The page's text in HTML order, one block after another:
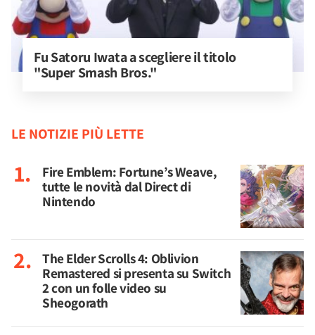
Fu Satoru Iwata a scegliere il titolo
"Super Smash Bros."
LE NOTIZIE PIÙ LETTE
Fire Emblem: Fortune’s Weave,
tutte le novità dal Direct di
Nintendo
The Elder Scrolls 4: Oblivion
Remastered si presenta su Switch
2 con un folle video su
Sheogorath